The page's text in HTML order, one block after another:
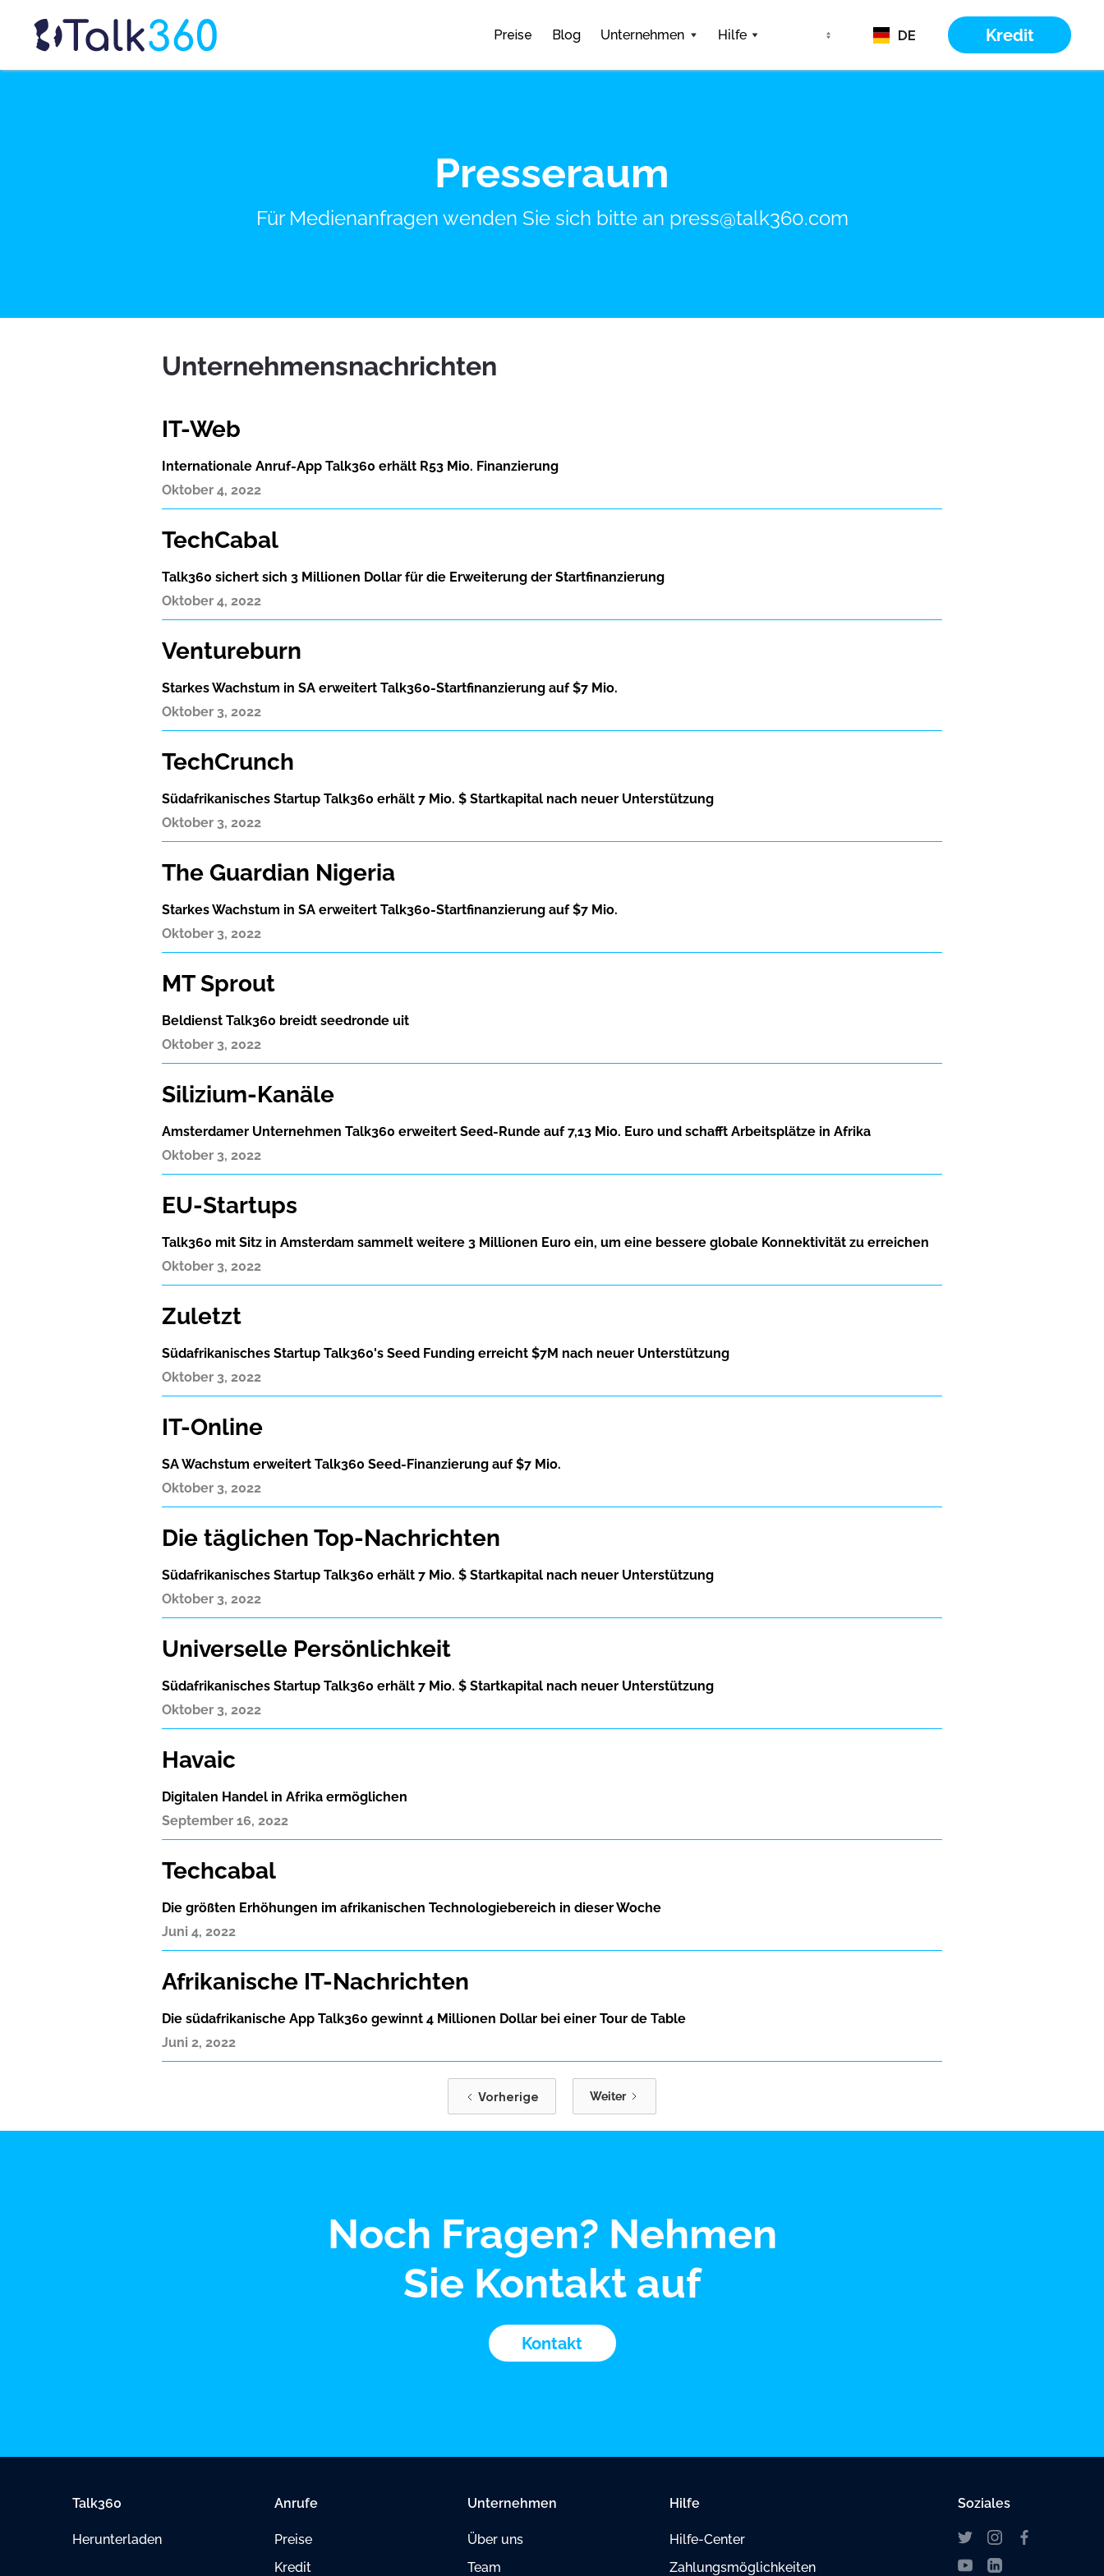
Preise Blog Unternehmen Hilfe DE Kredit
Presseraum
Für Medienanfragen wenden Sie sich bitte an press@talk360.com
Unternehmensnachrichten
IT-Web
Internationale Anruf-App Talk360 erhält R53 Mio. Finanzierung
Oktober 4, 2022
TechCabal
Talk360 sichert sich 3 Millionen Dollar für die Erweiterung der Startfinanzierung
Oktober 4, 2022
Ventureburn
Starkes Wachstum in SA erweitert Talk360-Startfinanzierung auf $7 Mio.
Oktober 3, 2022
TechCrunch
Südafrikanisches Startup Talk360 erhält 7 Mio. $ Startkapital nach neuer Unterstützung
Oktober 3, 2022
The Guardian Nigeria
Starkes Wachstum in SA erweitert Talk360-Startfinanzierung auf $7 Mio.
Oktober 3, 2022
MT Sprout
Beldienst Talk360 breidt seedronde uit
Oktober 3, 2022
Silizium-Kanäle
Amsterdamer Unternehmen Talk360 erweitert Seed-Runde auf 7,13 Mio. Euro und schafft Arbeitsplätze in Afrika
Oktober 3, 2022
EU-Startups
Talk360 mit Sitz in Amsterdam sammelt weitere 3 Millionen Euro ein, um eine bessere globale Konnektivität zu erreichen
Oktober 3, 2022
Zuletzt
Südafrikanisches Startup Talk360's Seed Funding erreicht $7M nach neuer Unterstützung
Oktober 3, 2022
IT-Online
SA Wachstum erweitert Talk360 Seed-Finanzierung auf $7 Mio.
Oktober 3, 2022
Die täglichen Top-Nachrichten
Südafrikanisches Startup Talk360 erhält 7 Mio. $ Startkapital nach neuer Unterstützung
Oktober 3, 2022
Universelle Persönlichkeit
Südafrikanisches Startup Talk360 erhält 7 Mio. $ Startkapital nach neuer Unterstützung
Oktober 3, 2022
Havaic
Digitalen Handel in Afrika ermöglichen
September 16, 2022
Techcabal
Die größten Erhöhungen im afrikanischen Technologiebereich in dieser Woche
Juni 4, 2022
Afrikanische IT-Nachrichten
Die südafrikanische App Talk360 gewinnt 4 Millionen Dollar bei einer Tour de Table
Juni 2, 2022
Vorherige Weiter
Noch Fragen? Nehmen
Sie Kontakt auf
Kontakt
Talk360
Herunterladen
Anrufe
Preise
Kredit
Unternehmen
Über uns
Team
Hilfe
Hilfe-Center
Zahlungsmöglichkeiten
Soziales